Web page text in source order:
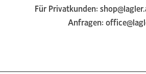
Für Privatkunden:
Anfragen: